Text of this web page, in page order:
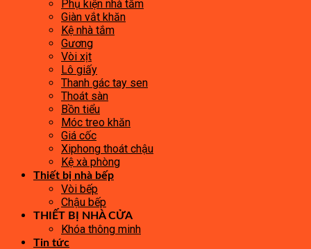
Phụ kiện nhà tắm
Giàn vắt khăn
Kệ nhà tắm
Gương
Vòi xịt
Lô giấy
Thanh gác tay sen
Thoát sàn
Bồn tiểu
Móc treo khăn
Giá cốc
Xiphong thoát chậu
Kệ xà phòng
Thiết bị nhà bếp
Vòi bếp
Chậu bếp
THIẾT BỊ NHÀ CỬA
Khóa thông minh
Tin tức